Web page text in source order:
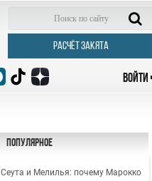
РАСЧЁТ ЗАКЯТА
ВОЙТИ
Популярное
Сеута и Мелилья: почему Марокко